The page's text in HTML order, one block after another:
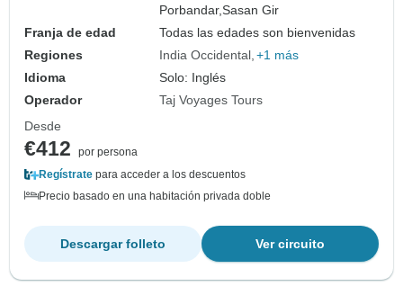
Porbandar,Sasan Gir
Franja de edad
Todas las edades son bienvenidas
Regiones
India Occidental +1 más
Idioma
Solo: Inglés
Operador
Taj Voyages Tours
Desde
€412
por persona
Regístrate para acceder a los descuentos
Precio basado en una habitación privada doble
Ver circuito
Descargar folleto